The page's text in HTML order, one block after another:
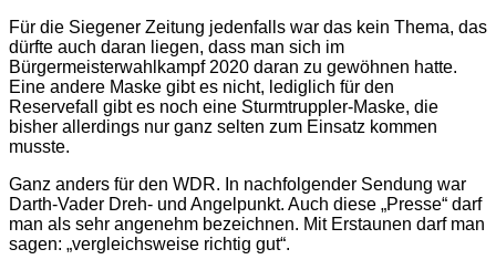
Für die Siegener Zeitung jedenfalls war das kein Thema, das
dürfte auch daran liegen, dass man sich im
Bürgermeisterwahlkampf 2020 daran zu gewöhnen hatte.
Eine andere Maske gibt es nicht, lediglich für den
Reservefall gibt es noch eine Sturmtruppler-Maske, die
bisher allerdings nur ganz selten zum Einsatz kommen
musste.
Ganz anders für den WDR. In nachfolgender Sendung war
Darth-Vader Dreh- und Angelpunkt. Auch diese „Presse“ darf
man als sehr angenehm bezeichnen. Mit Erstaunen darf man
sagen: „vergleichsweise richtig gut“.